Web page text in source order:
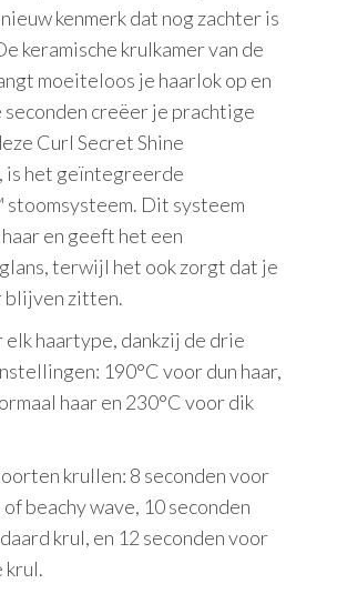
kenmerk dat nog zachter is
keramische krulkamer van de
moeiteloos je haarlok op en
seconden creëer je prachtige
Curl Secret Shine
is het geïntegreerde
Dit systeem
en geeft het een
terwijl het ook zorgt dat je
blijven zitten.
elk haartype, dankzij de drie
190°C voor dun haar,
haar en 230°C voor dik
krullen: 8 seconden voor
beachy wave, 10 seconden
krul, en 12 seconden voor
krul.